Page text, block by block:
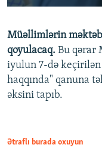
Müəllimlərin
qoyulacaq. Bu qərar
iyulun 7-də
haqqında" qanuna
əksini tapıb.
Ətraflı burada oxuyun